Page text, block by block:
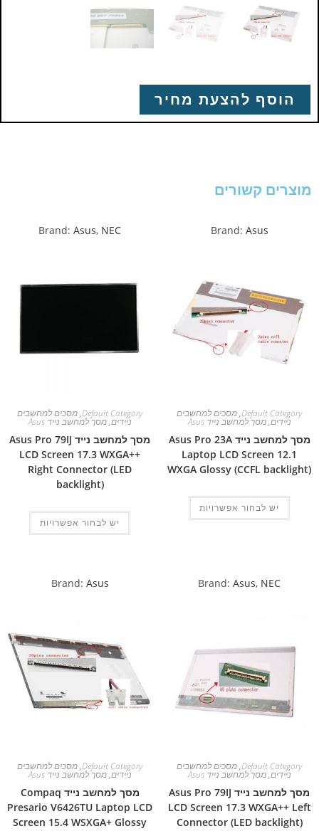
הוסף להצעת מחיר
מוצרים קשורים
Brand: Asus
Default Category
,מסכים למחשבים
ניידים,מסך למחשב נייד Asus
מסך למחשב נייד Asus Pro 23A
Laptop LCD Screen 12.1
WXGA Glossy (CCFL backlight)
יש לבחור אפשרויות
Brand: Asus, NEC
Default Category
,מסכים למחשבים
ניידים,מסך למחשב נייד Asus
מסך למחשב נייד Asus Pro 79IJ
LCD Screen 17.3 WXGA++
Right Connector (LED
backlight)
יש לבחור אפשרויות
Brand: Asus, NEC
Default Category
,מסכים למחשבים
ניידים,מסך למחשב נייד Asus
מסך למחשב נייד Asus Pro 79IJ
LCD Screen 17.3 WXGA++ Left
Connector (LED backlight)
Brand: Asus
Default Category
,מסכים למחשבים
ניידים,מסך למחשב נייד Asus
מסך למחשב נייד Compaq
Presario V6426TU Laptop LCD
Screen 15.4 WSXGA+ Glossy